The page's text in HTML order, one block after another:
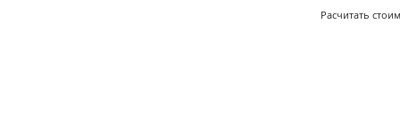
Расчитать